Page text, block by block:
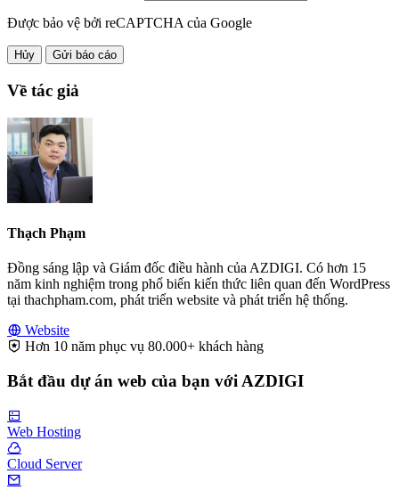
Được bảo vệ bởi reCAPTCHA của Google
Hủy Gửi báo cáo
Về tác giả
Thạch Phạm
Đồng sáng lập và Giám đốc điều hành của AZDIGI. Có hơn 15
năm kinh nghiệm trong phổ biến kiến thức liên quan đến WordPress
tại thachpham.com, phát triển website và phát triển hệ thống.
Website
Hơn 10 năm phục vụ 80.000+ khách hàng
Bắt đầu dự án web của bạn với AZDIGI
Web Hosting
Cloud Server